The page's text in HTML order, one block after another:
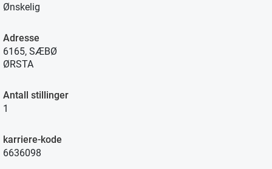
Ønskelig
Adresse
6165, SÆBØ
ØRSTA
Antall stillinger
1
karriere-kode
6636098